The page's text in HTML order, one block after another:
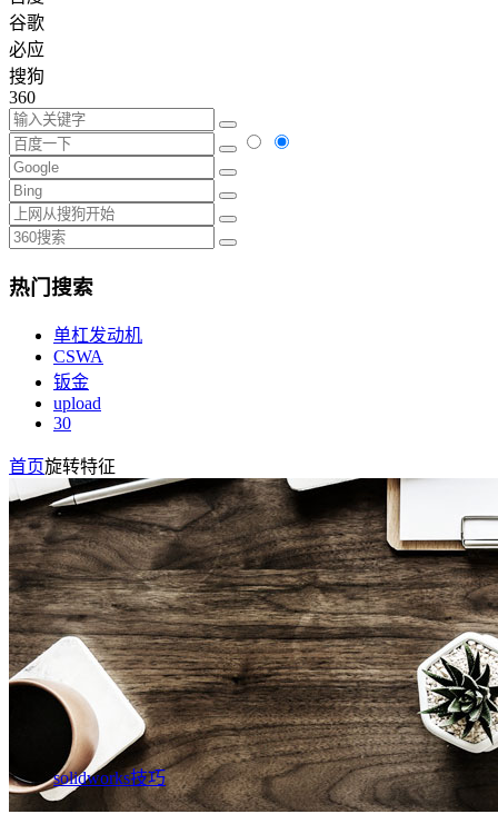
谷歌
必应
搜狗
360
热门搜索
单杠发动机
CSWA
钣金
upload
30
首页旋转特征
solidworks技巧